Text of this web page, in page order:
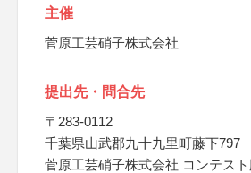
主催
菅原工芸硝子株式会社
提出先・問合先
〒283-0112
千葉県山武郡九十九里町藤下797
菅原工芸硝子株式会社 コンテス